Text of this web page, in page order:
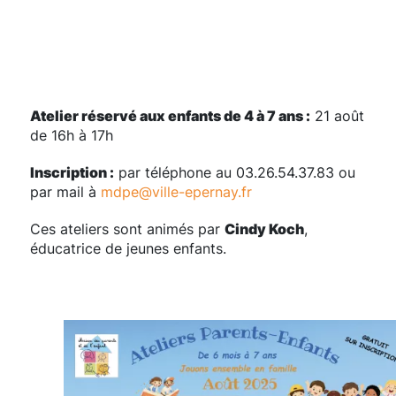
Atelier réservé aux enfants de 4 à 7 ans : 21 août
de 16h à 17h
Inscription : par téléphone au 03.26.54.37.83 ou
par mail à mdpe@ville-epernay.fr
Ces ateliers sont animés parCindy Koch,
éducatrice de jeunes enfants.